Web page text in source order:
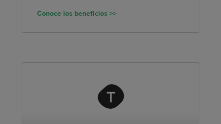
Conoce los beneficios >>